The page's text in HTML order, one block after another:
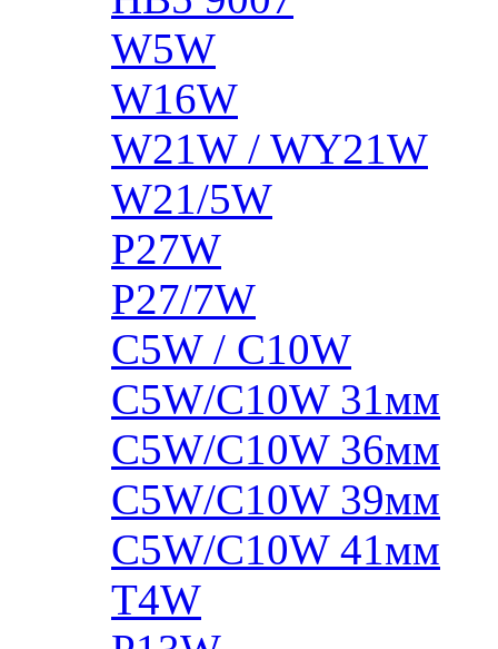
W5W
W16W
W21W / WY21W
W21/5W
P27W
P27/7W
C5W / C10W
C5W/C10W 31мм
C5W/C10W 36мм
C5W/C10W 39мм
C5W/C10W 41мм
T4W